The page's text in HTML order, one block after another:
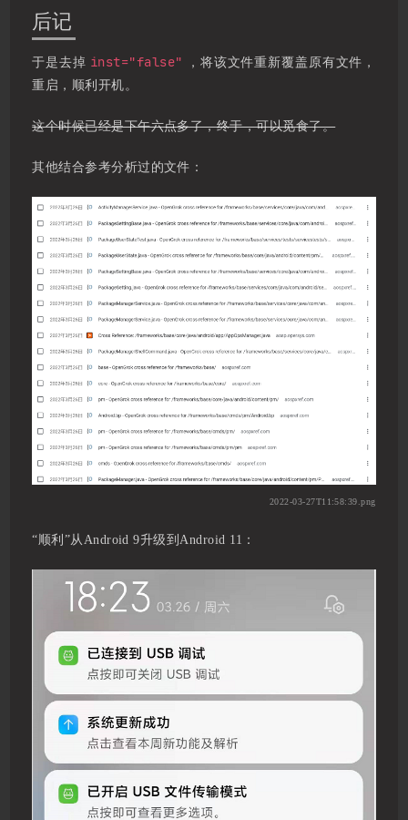
后记
于是去掉 inst="false"
，将该文件重新覆盖原有文件，
重启，顺利开机。
这个时候已经是下午六点多了，终于，可以觅食了。
其他结合参考分析过的文件：
2022-03-27T11:58:39.png
“顺利”从Android 9升级到Android 11：